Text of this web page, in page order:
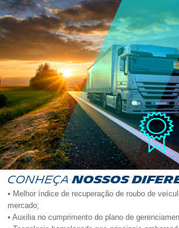
A
SASCAR?
Conheça
Conheçanossos
• Melhor índice de recuperação de roubo de
mercado;
• Auxilia no cumprimento do plano de